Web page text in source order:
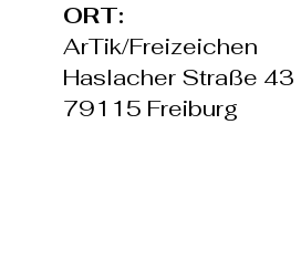
ORT:
ArTik/Freizeichen
Haslacher Straße 43
79115 Freiburg